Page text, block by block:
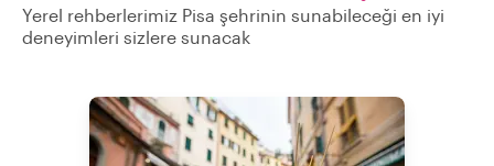
Yerel rehberlerimiz Pisa şehrinin sunabileceği en iyi
deneyimleri sizlere sunacak